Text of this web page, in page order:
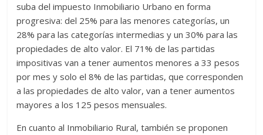
suba del impuesto Inmobiliario Urbano en forma
progresiva: del 25% para las menores categorías, un
28% para las categorías intermedias y un 30% para las
propiedades de alto valor. El 71% de las partidas
impositivas van a tener aumentos menores a 33 pesos
por mes y solo el 8% de las partidas, que corresponden
a las propiedades de alto valor, van a tener aumentos
mayores a los 125 pesos mensuales.
En cuanto al Inmobiliario Rural, también se proponen